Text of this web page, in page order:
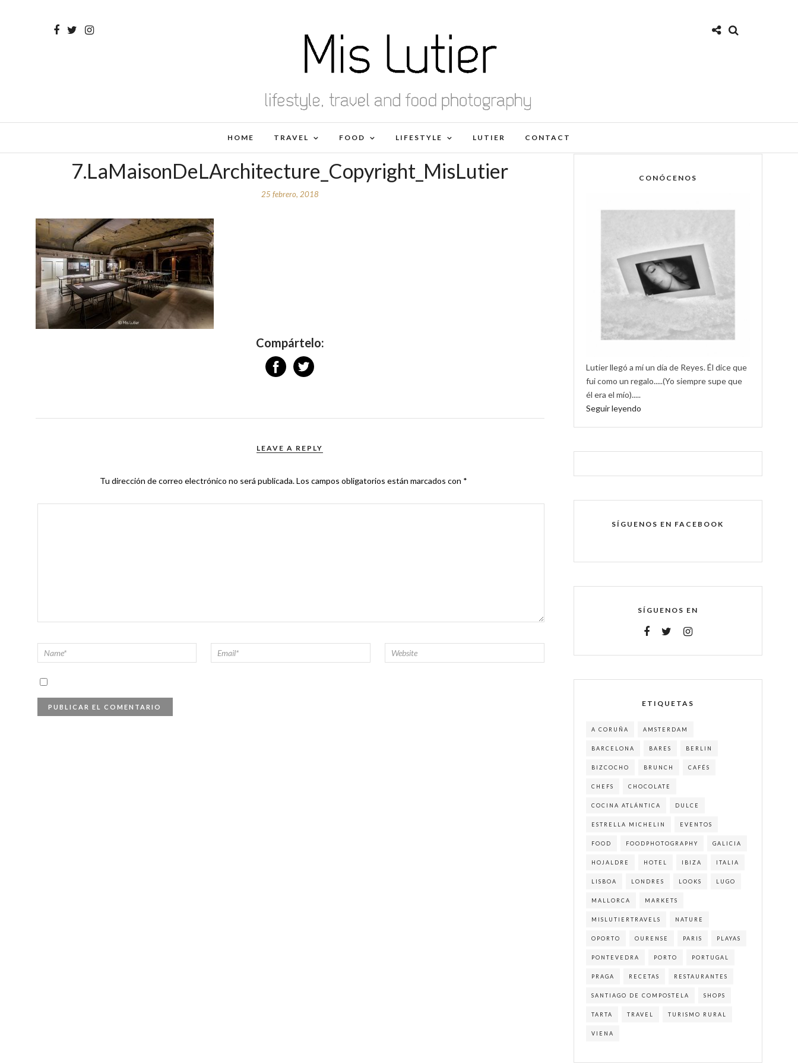
HOME TRAVEL FOOD LIFESTYLE LUTIER CONTACT
7.LaMaisonDeLArchitecture_Copyright_MisLutier
25 febrero, 2018
Compártelo:
LEAVE A REPLY
Tu dirección de correo electrónico no será publicada.Los campos obligatorios están marcados con *
CONÓCENOS
Lutier llegó a mí un día de Reyes. Él dice que
fui como un regalo.....(Yo siempre supe que
él era el mío).....
Seguir leyendo
SÍGUENOS EN FACEBOOK
SÍGUENOS EN
ETIQUETAS
A CORUÑA AMSTERDAM
BARCELONA BARES BERLIN
BIZCOCHO BRUNCH CAFÉS
CHEFS CHOCOLATE
COCINA ATLÁNTICA DULCE
ESTRELLA MICHELIN EVENTOS
FOOD FOODPHOTOGRAPHY GALICIA
HOJALDRE HOTEL IBIZA ITALIA
LISBOA LONDRES LOOKS LUGO
MALLORCA MARKETS
MISLUTIERTRAVELS NATURE
OPORTO OURENSE PARIS PLAYAS
PONTEVEDRA PORTO PORTUGAL
PRAGA RECETAS RESTAURANTES
SANTIAGO DE COMPOSTELA SHOPS
TARTA TRAVEL TURISMO RURAL
VIENA